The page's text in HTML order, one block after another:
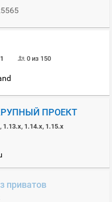
0 из 150
ПРОЕКТ
1.13.x, 1.14.x, 1.15.x
приватов